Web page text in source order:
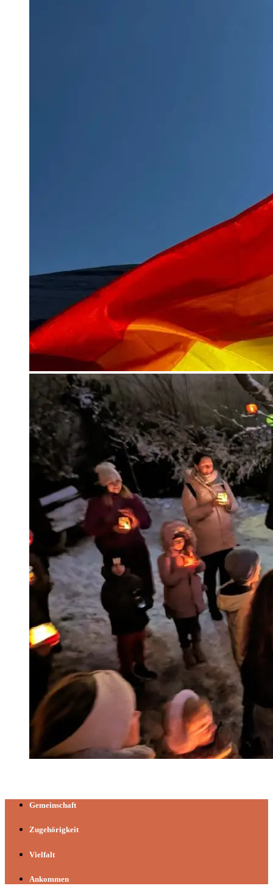
Gemeinschaft
Zugehörigkeit
Vielfalt
Ankommen